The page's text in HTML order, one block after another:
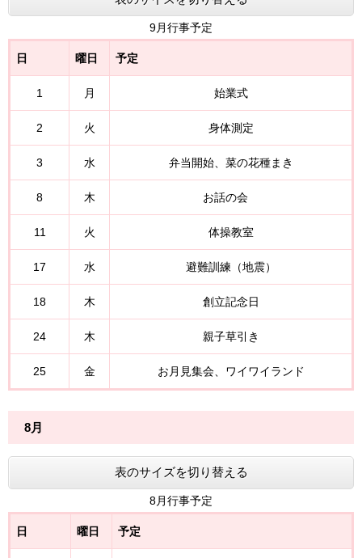
9月行事予定
日 曜日 予定
1 月 始業式
2 火 身体測定
3 水 弁当開始、菜の花種まき
8 木 お話の会
11 火 体操教室
17 水 避難訓練（地震）
18 木 創立記念日
24 木 親子草引き
25 金 お月見集会、ワイワイランド
8月
表のサイズを切り替える
8月行事予定
日 曜日 予定